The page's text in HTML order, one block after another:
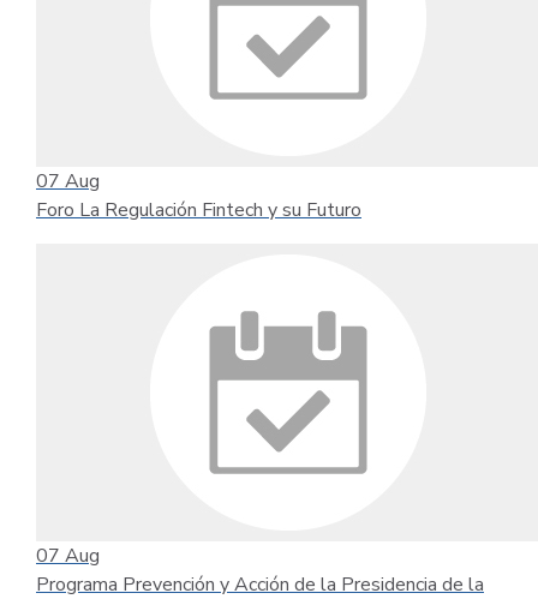
07 Aug
Foro La Regulación Fintech y su Futuro
07 Aug
Programa Prevención y Acción de la Presidencia de la